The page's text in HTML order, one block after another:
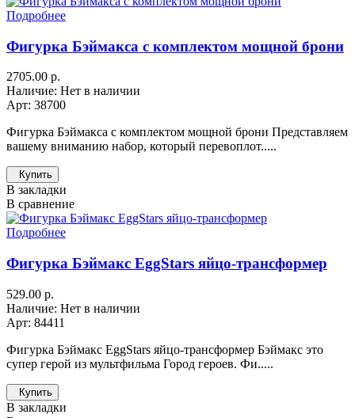
Подробнее
Фигурка Бэймакса с комплектом мощной брони
2705.00 р.
Наличие: Нет в наличии
Арт: 38700
Фигурка Бэймакса с комплектом мощной брони Представляем
вашему вниманию набор, который перевоплот.....
Купить
В закладки
В сравнение
Подробнее
Фигурка Бэймакс EggStars яйцо-трансформер
529.00 р.
Наличие: Нет в наличии
Арт: 84411
Фигурка Бэймакс EggStars яйцо-трансформер Бэймакс это
супер герой из мультфильма Город героев. Фи.....
Купить
В закладки